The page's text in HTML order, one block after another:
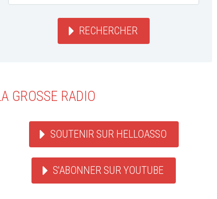
RECHERCHER
GROSSE RADIO
SOUTENIR SUR HELLOASSO
S'ABONNER SUR YOUTUBE